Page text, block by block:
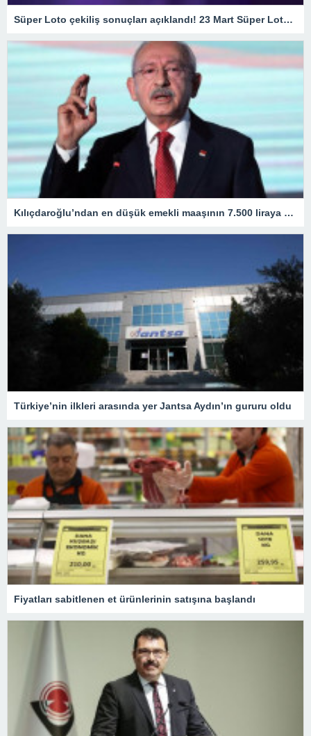
Süper Loto çekiliş sonuçları açıklandı! 23 Mart Süper Loto çekilişinde büyük ikramiye kazandıran numaralar… – Son Haberler
Kılıçdaroğlu’ndan en düşük emekli maaşının 7.500 liraya yükseltilmesine ilk yorum: Açlık sınırının altında bir rakam
Türkiye’nin ilkleri arasında yer Jantsa Aydın’ın gururu oldu
Fiyatları sabitlenen et ürünlerinin satışına başlandı